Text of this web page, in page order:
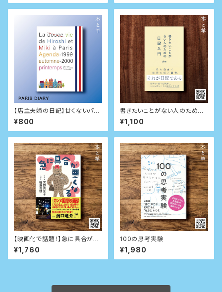
【店主夫婦の日記】甘くないパリ
生活日記 1999秋-2000春
¥800
書きたいことがない人のための
日記入門 (星海社新書)
¥1,100
【映画化で話題！】急に具合が悪
くなる
¥1,760
100の思考実験
¥1,980